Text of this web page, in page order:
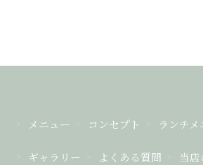
メニュー コンセプト ランチメ
ギャラリー よくある質問 当